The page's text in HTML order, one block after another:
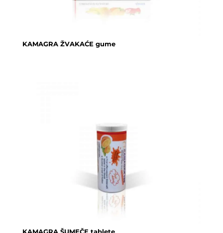
KAMAGRA ŽVAKAĆE gume
KAMAGRA ŠUMEČE tablete